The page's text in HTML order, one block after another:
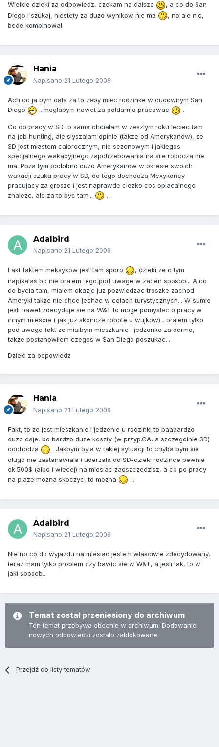
Wielkie dzieki za odpowiedz, czekam na dalsze
, a co do San
Diego i szukaj, niestety za duzo wynikow nie ma
, no ale nic,
bede kombinowal
Hania
Napisano 21 Lutego 2006
Ach co ja bym dala za to zeby miec rodzinke w cudownym San
Diego
...moglabym nawet za poldarmo pracowac .
Co do pracy w SD to sama chcialam w zeszlym roku leciec tam
na job hunting, ale slyszalam opinie (takze od Amerykanow), ze
SD jest miastem calorocznym, nie sezonowym i jakiegos
specjalnego wakacyjnego zapotrzebowania na sile robocza nie
ma. Poza tym podobno duzo Amerykanow w okresie swoich
wakacji szuka pracy w SD, do tego dochodza Mexykancy
pracujacy za grosze i jest naprawde ciezko cos oplacalnego
znalezc, ale za to byc tam...
...
Adalbird
Napisano 21 Lutego 2006
Fakt faktem meksykow jest tam sporo
, dzieki ze o tym
napisalas bo nie bralem tego pod uwage w zaden sposob... A co
do bycia tam, mialem okazje juz pozwiedzac troszke zachod
Ameryki takze nie chce jechac w celach turystycznych... W sumie
jesli nawet zdecyduje sie na W&T to moge pomyslec o pracy w
innym miescie ( jak juz skoncze robote u wujkow) , bralem tylko
pod uwage fakt ze mialbym mieszkanie i jedzonko za darmo,
takze postanowilem czegos w San Diego poszukac...
Dzieki za odpowiedz
Hania
Napisano 21 Lutego 2006
Fakt, to ze jest mieszkanie i jedzenie u rodzinki to baaaardzo
duzo daje, bo bardzo duze koszty (w przyp.CA, a szczegolnie SD)
odchodza
. Jakbym byla w takiej sytuacji to chyba bym sie
dlugo nie zastanawiala i uderzala do SD-dzieki rodzince pewnie
ok.500$ (albo i wiecej) na miesiac zaoszczedzisz, a co po pracy
na plaze mozna skoczyc, to mozna
...
Adalbird
Napisano 21 Lutego 2006
Nie no co do wyjazdu na miesiac jestem wlasciwie zdecydowany,
teraz mam tylko problem czy bawic sie w W&T, a jesli tak, to w
jaki sposob...
Temat został przeniesiony do archiwum
Ten temat przebywa obecnie w archiwum. Dodawanie
nowych odpowiedzi zostało zablokowane.
Przejdź do listy tematów